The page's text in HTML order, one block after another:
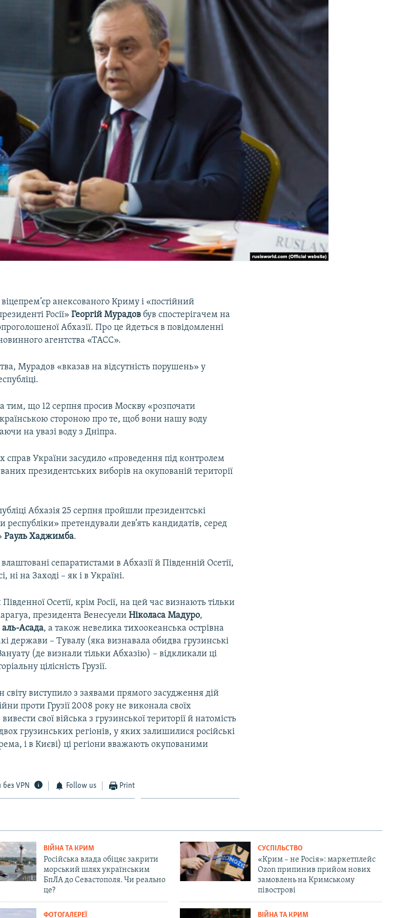
анексованого Криму і «постійний
Росії»Георгій Мурадов був спостерігачем на
Абхазії. Про це йдеться в повідомленні
агентства «ТАСС».
Мурадов «вказав на відсутність порушень» у
тим, що 12 серпня просив Москву «розпочати
стороною про те, щоб вони нашу воду
на увазі воду з Дніпра.
справ України засудило «проведення під контролем
президентських виборів на окупованій території
Абхазія 25 серпня пройшли президентські
республіки» претендували дев’ять кандидатів, серед
Рауль Хаджимба.
сепаратистами в Абхазії й Південній Осетії,
ні на Заході – як і в Україні.
Осетії, крім Росії, на цей час визнають тільки
президента ВенесуелиНіколаса Мадуро,
Асада, а також невелика тихоокеанська острівна
держави – Тувалу (яка визнавала обидва грузинські
(де визнали тільки Абхазію) – відкликали ці
цілісність Грузії.
виступило з заявами прямого засудження дій
проти Грузії 2008 року не виконала своїх
свої війська з грузинської території й натомість
грузинських регіонів, у яких залишилися російські
і в Києві) ці регіони вважають окупованими
без VPN Follow us Print
ВІЙНА ТА КРИМ
Російська влада обіцяє закрити
морський шлях українським
БпЛА до Севастополя. Чи реально
це?
СУСПІЛЬСТВО
«Крим – не Росія»: маркетплейс
Ozon припинив прийом нових
замовлень на Кримському
півострові
ФОТОГАЛЕРЕЇ ВІЙНА ТА КРИМ